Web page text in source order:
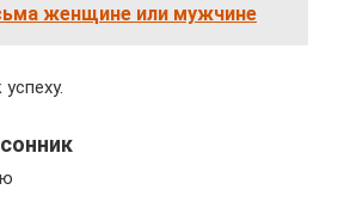
женщине или мужчине